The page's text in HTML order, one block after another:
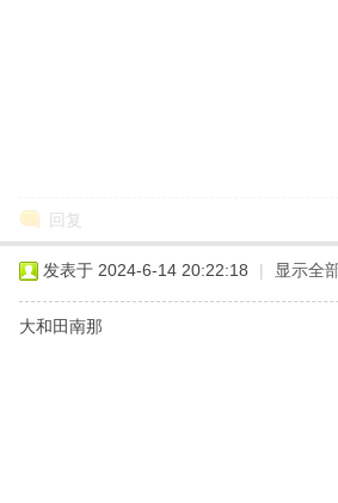
回复
发表于 2024-6-14 20:22:18 | 显示全
大和田南那